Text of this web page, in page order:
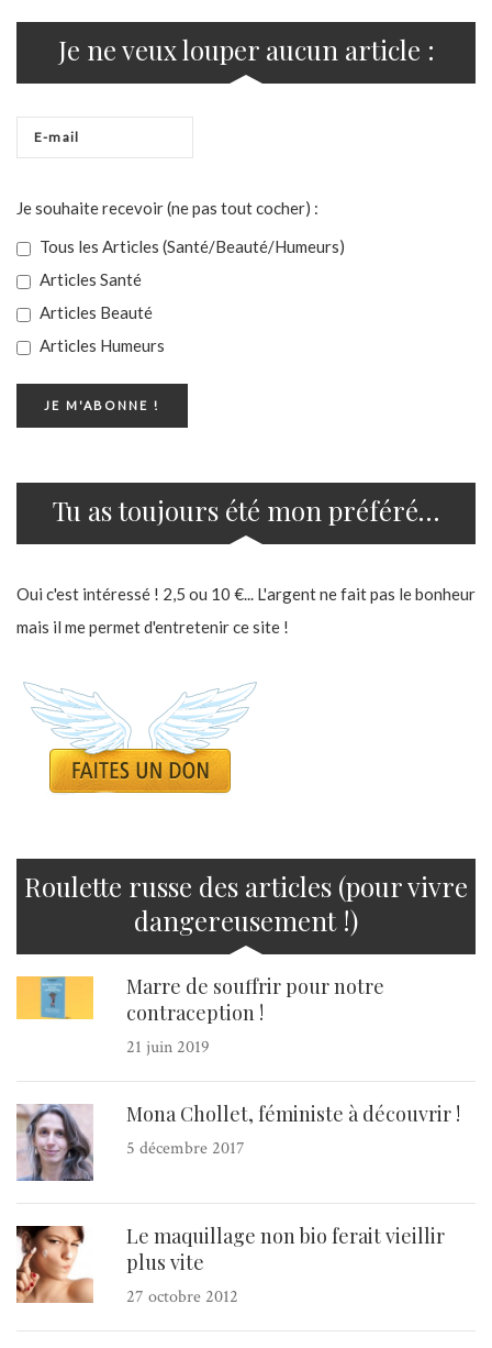
Je ne veux louper aucun article :
Je souhaite recevoir (ne pas tout cocher) :
Tous les Articles (Santé/Beauté/Humeurs)
Articles Santé
Articles Beauté
Articles Humeurs
Tu as toujours été mon préféré…
Oui c'est intéressé ! 2,5 ou 10 €... L'argent ne fait pas le bonheur
mais il me permet d'entretenir ce site !
Roulette russe des articles (pour vivre
dangereusement !)
Marre de souffrir pour notre
contraception !
21 juin 2019
Mona Chollet, féministe à découvrir !
5 décembre 2017
Le maquillage non bio ferait vieillir
plus vite
27 octobre 2012